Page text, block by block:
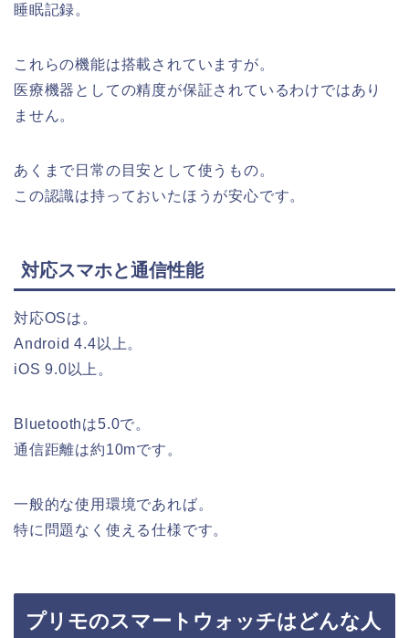
睡眠記録。
これらの機能は搭載されていますが。
医療機器としての精度が保証されているわけではあり
ません。
あくまで日常の目安として使うもの。
この認識は持っておいたほうが安心です。
対応スマホと通信性能
対応OSは。
Android 4.4以上。
iOS 9.0以上。
Bluetoothは5.0で。
通信距離は約10mです。
一般的な使用環境であれば。
特に問題なく使える仕様です。
プリモのスマートウォッチはどんな人